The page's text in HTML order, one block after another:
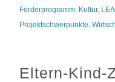
Förderprogramm, Kultur,
Projektschwerpunkte,
Eltern-Kind-